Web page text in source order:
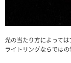
光の当たり方によって
ライトリングならではの